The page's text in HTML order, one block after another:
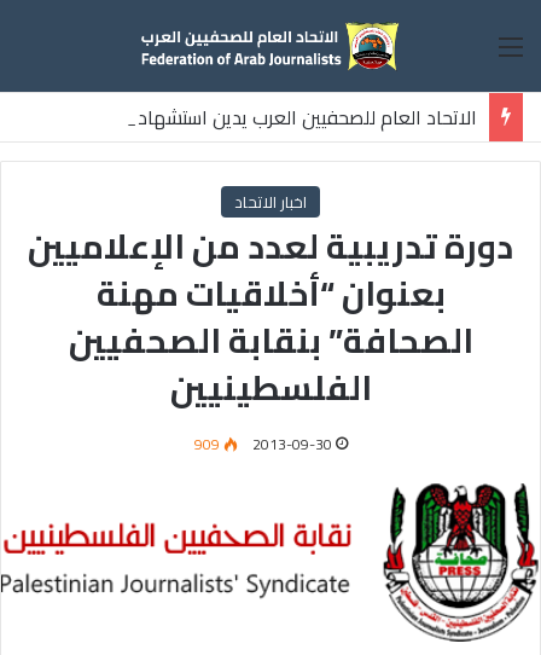
القائمة
الاتحاد العام للصحفيين العرب يدين استشهاد
ثلاثة صحفيين فلسطينيين باستهداف إسرائيلي وسط قطاع غزة
اخبار الاتحاد
دورة تدريبية لعدد من الإعلاميين
بعنوان “أخلاقيات مهنة
الصحافة” بنقابة الصحفيين
الفلسطينيين
2013-09-30
909